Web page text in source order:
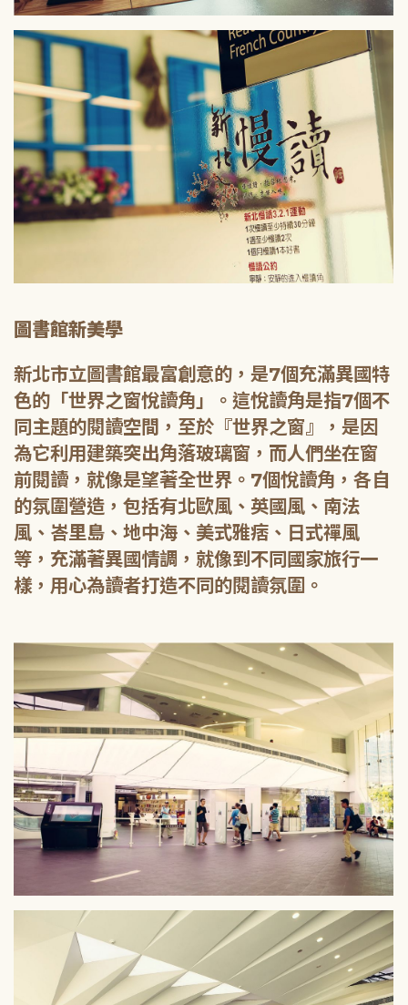
圖書館新美學
新北市立圖書館最富創意的，是7個充滿異國特
色的「世界之窗悅讀角」。這悅讀角是指7個不
同主題的閱讀空間，至於『世界之窗』，是因
為它利用建築突出角落玻璃窗，而人們坐在窗
前閱讀，就像是望著全世界。7個悅讀角，各自
的氛圍營造，包括有北歐風、英國風、南法
風、峇里島、地中海、美式雅痞、日式禪風
等，充滿著異國情調，就像到不同國家旅行一
樣，用心為讀者打造不同的閱讀氛圍。